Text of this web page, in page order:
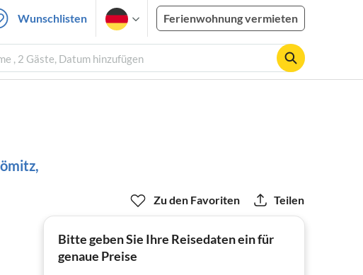
Wunschlisten Ferienwohnung vermieten
, 2 Gäste, Datum hinzufügen
Zu den Favoriten Teilen
Bitte geben Sie Ihre Reisedaten ein für
genaue Preise